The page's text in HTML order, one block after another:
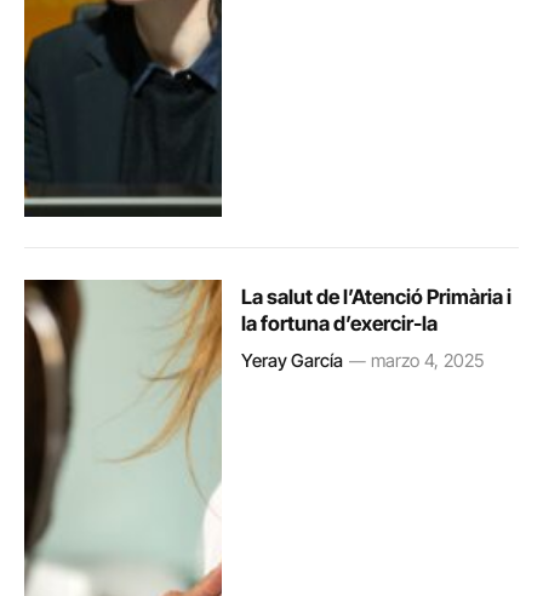
La salut de l’Atenció Primària i
la fortuna d’exercir-la
Yeray García marzo 4, 2025